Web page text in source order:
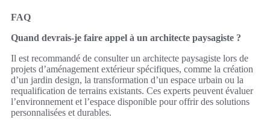
FAQ
Quand devrais-je faire appel à un architecte paysagiste ?
Il est recommandé de consulter un architecte paysagiste lors de
projets d’aménagement extérieur spécifiques, comme la création
d’un jardin design, la transformation d’un espace urbain ou la
requalification de terrains existants. Ces experts peuvent évaluer
l’environnement et l’espace disponible pour offrir des solutions
personnalisées et durables.